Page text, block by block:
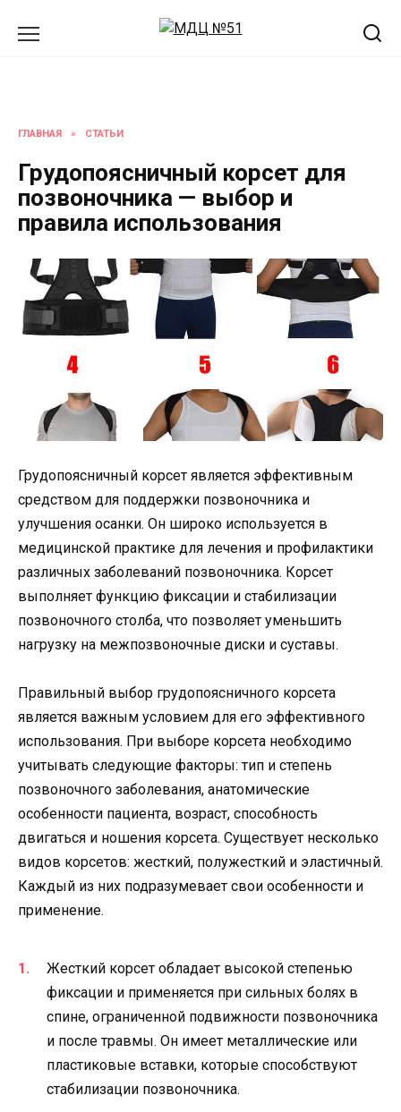
ГЛАВНАЯ » СТАТЬИ
Грудопоясничный корсет для
позвоночника — выбор и
правила использования
Грудопоясничный корсет является эффективным
средством для поддержки позвоночника и
улучшения осанки. Он широко используется в
медицинской практике для лечения и профилактики
различных заболеваний позвоночника. Корсет
выполняет функцию фиксации и стабилизации
позвоночного столба, что позволяет уменьшить
нагрузку на межпозвоночные диски и суставы.
Правильный выбор грудопоясничного корсета
является важным условием для его эффективного
использования. При выборе корсета необходимо
учитывать следующие факторы: тип и степень
позвоночного заболевания, анатомические
особенности пациента, возраст, способность
двигаться и ношения корсета. Существует несколько
видов корсетов: жесткий, полужесткий и эластичный.
Каждый из них подразумевает свои особенности и
применение.
Жесткий корсет обладает высокой степенью
фиксации и применяется при сильных болях в
спине, ограниченной подвижности позвоночника
и после травмы. Он имеет металлические или
пластиковые вставки, которые способствуют
стабилизации позвоночника.